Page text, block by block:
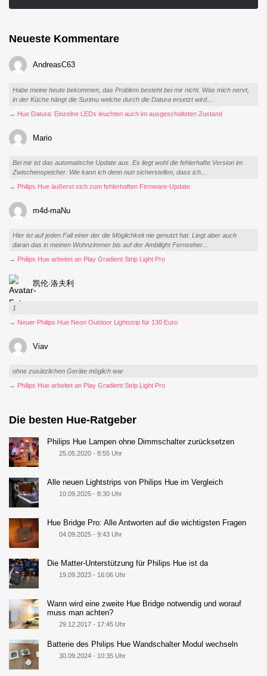
Neueste Kommentare
AndreasC63
Habe meine heute bekommen, das Problem besteht bei mir nicht. Was mich nervt,
in der Küche hängt die Surimu welche durch die Datura ersetzt wird....
→ Hue Datura: Einzelne LEDs leuchten auch im ausgeschalteten Zustand
Mario
Bei mir ist das automatische Update aus. Es liegt wohl die fehlerhafte Version im
Zwischenspeicher. Wie kann ich denn nun sicherstellen, dass ich...
→ Philips Hue äußerst sich zum fehlerhaften Firmware-Update
m4d-maNu
Hier ist auf jeden Fall einer der die Möglichkeit nie genutzt hat. Liegt aber auch
daran das in meinen Wohnzimmer bis auf der Ambilight Fernseher...
→ Philips Hue arbeitet an Play Gradient Strip Light Pro
凯伦·洛夫利
1
→ Neuer Philips Hue Neon Outdoor Lightstrip für 130 Euro
Viav
ohne zusätzlichen Geräte möglich war
→ Philips Hue arbeitet an Play Gradient Strip Light Pro
Die besten Hue-Ratgeber
Philips Hue Lampen ohne Dimmschalter zurücksetzen
25.05.2020 - 8:55 Uhr
Alle neuen Lightstrips von Philips Hue im Vergleich
10.09.2025 - 8:30 Uhr
Hue Bridge Pro: Alle Antworten auf die wichtigsten Fragen
04.09.2025 - 9:43 Uhr
Die Matter-Unterstützung für Philips Hue ist da
19.09.2023 - 16:06 Uhr
Wann wird eine zweite Hue Bridge notwendig und worauf
muss man achten?
29.12.2017 - 17:45 Uhr
Batterie des Philips Hue Wandschalter Modul wechseln
30.09.2024 - 10:35 Uhr